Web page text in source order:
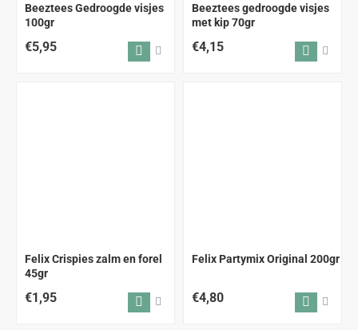
Beeztees Gedroogde visjes
100gr
€5,95
Beeztees gedroogde visjes
met kip 70gr
€4,15
Felix Crispies zalm en forel
45gr
€1,95
Felix Partymix Original 200gr
€4,80